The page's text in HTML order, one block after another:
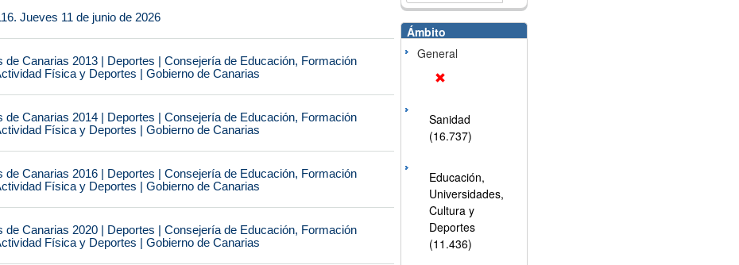
Jueves 11 de junio de 2026
de Canarias 2013 | Deportes | Consejería de Educación, Formación
Física y Deportes | Gobierno de Canarias
de Canarias 2014 | Deportes | Consejería de Educación, Formación
Física y Deportes | Gobierno de Canarias
de Canarias 2016 | Deportes | Consejería de Educación, Formación
Física y Deportes | Gobierno de Canarias
de Canarias 2020 | Deportes | Consejería de Educación, Formación
Física y Deportes | Gobierno de Canarias
Ámbito
General
Sanidad
(16.737)
Educación,
Universidades,
Cultura y
Deportes
(11.436)